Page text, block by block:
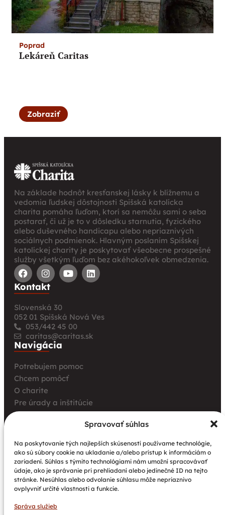
Spravovať súhlas
Na poskytovanie tých najlepších skúseností používame technológie,
ako sú súbory cookie na ukladanie a/alebo prístup k informáciám o
zariadení. Súhlas s týmito technológiami nám umožní spracovávať
údaje, ako je správanie pri prehliadaní alebo jedinečné ID na tejto
stránke. Nesúhlas alebo odvolanie súhlasu môže nepriaznivo
ovplyvniť určité vlastnosti a funkcie.
Správa služieb
Poprad
Lekáreň Caritas
Zobraziť
Na základe hodnôt kresťanskej lásky k blížnemu a
vedomia ľudskej dôstojnosti Spišská katolícka
charita pomáha ľuďom, ktorí sa nemôžu sami o seba
postarať, či už je to v dôsledku starnutia, fyzického
alebo duševného handicapu alebo nepriaznivých
sociálnych podmienok. Hlavným poslaním Spišskej
katolíckej charity je poskytovať všeobecne prospešné
služby všetkým ľuďom bez akéhokoľvek obmedzenia.
Kontakt
Slovenská 30
052 01 Spišská Nová Ves
053/442 45 00
caritas@caritas.sk
Navigácia
Potrebujem pomoc
Chcem pomôcť
O charite
Pre úrady a inštitúcie
Farské charity
Aktuality
Charita bez hraníc: Stretnutie Spišskej katolíckej
charity a Krakowskej arcidiecéznej charity prinieslo
nové pohľady na fundraising aj propagáciu
Nové petangové ihrisko prináša seniorom radosť,
pohyb a komunitu